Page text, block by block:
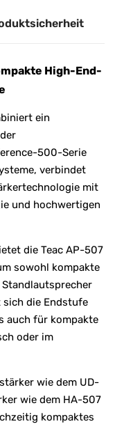
High-End-
ein
500-Serie
verbindet
mit
und hochwertigen
die Teac AP-507
sowohl kompakte
sich die Endstufe
auch für kompakte
oder im
wie dem UD-
wie dem HA-507
kompaktes